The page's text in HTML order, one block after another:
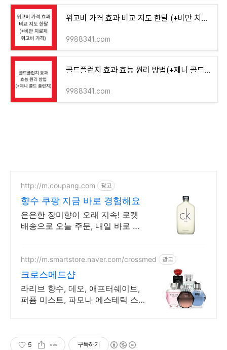
위고비 가격 효과 비교 지도 한달 (+비만 치료제 위고비 가격)
9988341.com
콜드플런지 효과 효능 원리 방법(+제니 콜드 플런지)
9988341.com
http://m.coupang.com 광고
향수 쿠팡 지금 바로 경험해요
은은한 장미향이 오래 지속! 로켓
배송으로 오늘 주문, 내일 바로 뿌
만나세요.
http://m.smartstore.naver.com/crossmed 광고
크로스메드샵
라리브 향수, 데오, 애프터쉐이브,
퍼퓸 미스트, 파모나 에스테틱 스
5 구독하기